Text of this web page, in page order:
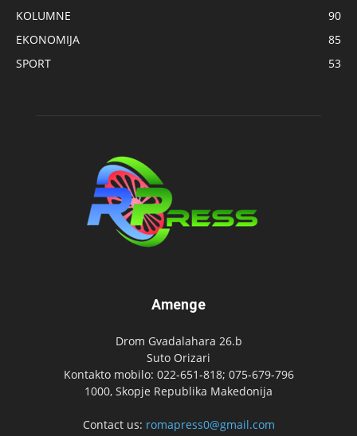
KOLUMNE
90
EKONOMIJA
85
SPORT
53
Amenge
Drom Gvadalahara 26.b
Suto Orizari
Kontakto mobilo: 022-651-818; 075-679-796
1000, Skopje Republika Makedonija
Contact us: romapress0@gmail.com